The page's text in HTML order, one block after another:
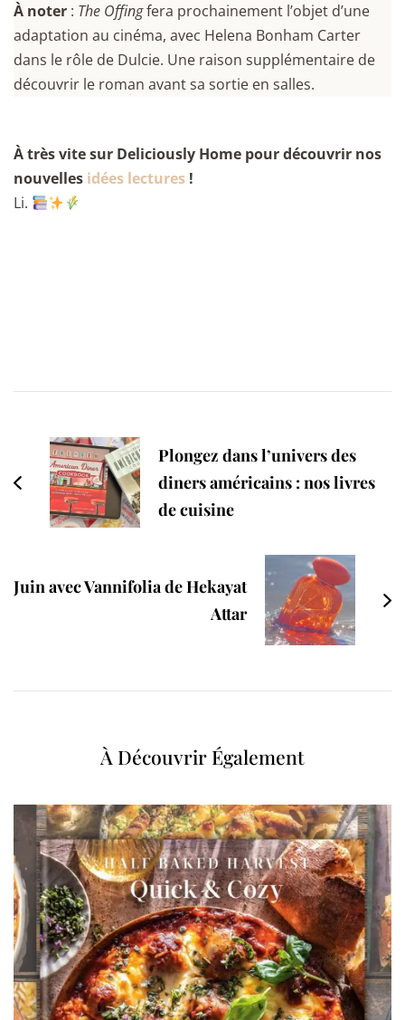
À noter : The Offingfera prochainement l’objet d’une
adaptation au cinéma, avec Helena Bonham Carter
dans le rôle de Dulcie. Une raison supplémentaire de
découvrir le roman avant sa sortie en salles.
À très vite sur Deliciously Home pour découvrir nos
nouvelles idées lectures !
Li.
Navigation
Plongez dans l’univers des
diners américains : nos livres
de cuisine
Juin avec Vannifolia de Hekayat
Attar
À Découvrir Également